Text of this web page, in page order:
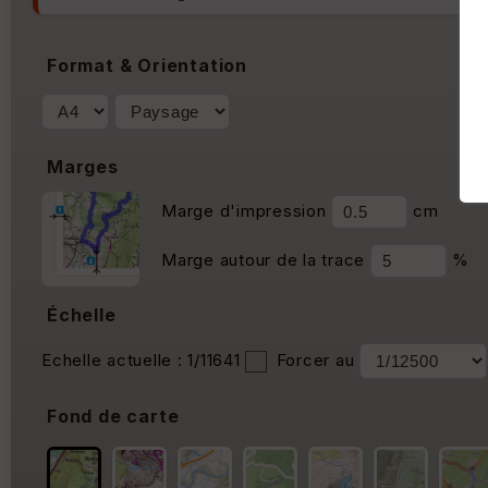
Format & Orientation
Marges
Marge d'impression cm
Marge autour de la trace %
Échelle
Echelle actuelle : 1/11641 Forcer au
Fond de carte